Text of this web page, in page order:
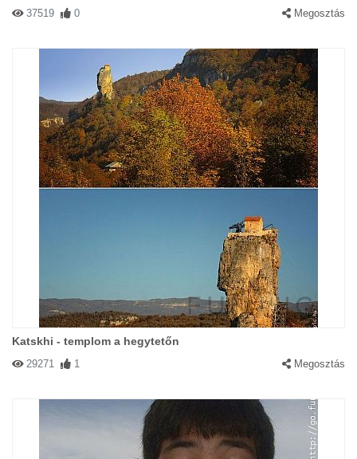
37519 0 Megosztás
Katskhi - templom a hegytetőn
29271 1 Megosztás